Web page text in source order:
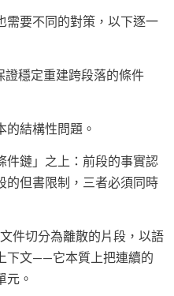
需要不同的對策，以下逐一
穩定重建跨段落的條件
的結構性問題。
件鏈」之上：前段的事實認
的但書限制，三者必須同時
件切分為離散的片段，以語
下文——它本質上把連續的
元。